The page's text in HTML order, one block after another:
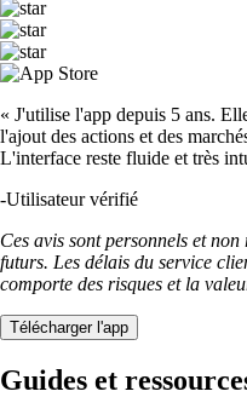
« J'utilise l'app depuis 5 ans.
l'ajout des actions et des
L'interface reste fluide et très
-Utilisateur vérifié
Ces avis sont personnels et
futurs. Les délais du service
comporte des risques et la
Télécharger l'app
Guides et